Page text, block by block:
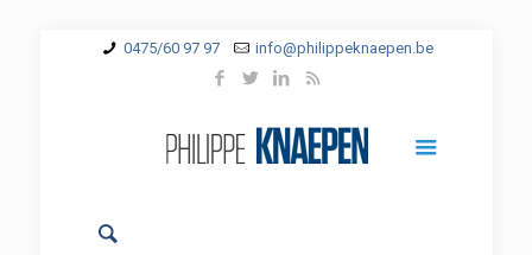
0475/60 97 97 info@philippeknaepen.be